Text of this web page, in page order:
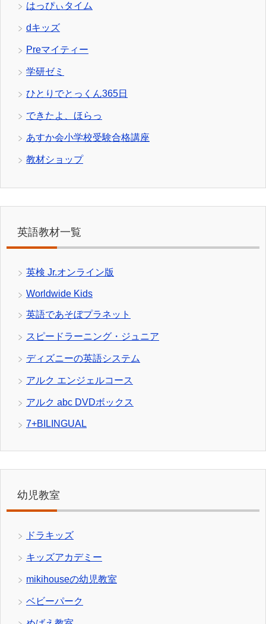
はっぴぃタイム
dキッズ
Preマイティー
学研ゼミ
ひとりでとっくん365日
できたよ、ほらっ
あすか会小学校受験合格講座
教材ショップ
英語教材一覧
英検 Jr.オンライン版
Worldwide Kids
英語であそぼプラネット
スピードラーニング・ジュニア
ディズニーの英語システム
アルク エンジェルコース
アルク abc DVDボックス
7+BILINGUAL
幼児教室
ドラキッズ
キッズアカデミー
mikihouseの幼児教室
ベビーパーク